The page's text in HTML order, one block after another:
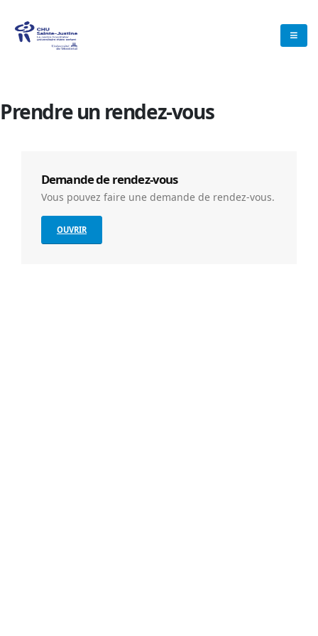
Prendre un rendez-vous
Demande de rendez-vous
Vous pouvez faire une demande de rendez-vous.
OUVRIR